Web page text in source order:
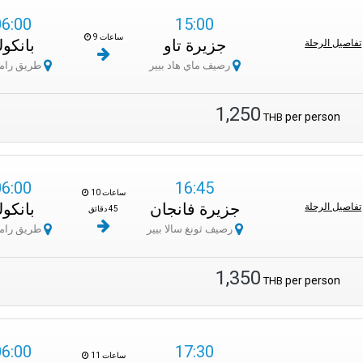
بما في ذلك مناطق الجلوس، ودورات المياه، وأكشاك الطعام لتناول المرطبات.
بالقرب من معالم بانكوك مثل المتحف الوطني في بانكوك وحديقة
المميز ووجود مكتب لومبرايا، يعتبر مركز طريق بوروماراشاتشوناني خياراً
طريق رامبوتري
9 ساعات
15:00
جزيرة تاو
رصيف ماي هاد بيير
تفاصيل الرحلة
1,250 THB per person
طريق رامبوتري
10 ساعات
45 دقائق
16:45
جزيرة فانجان
رصيف ثونغ سالا بيير
تفاصيل الرحلة
1,350 THB per person
11 ساعات
17:30